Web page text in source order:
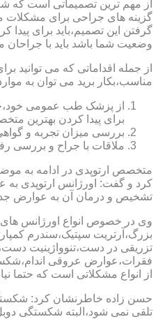
از مهم ترین تصمیماتی است که
گزینه های جراحی برای مشکلات
گرفتن این تصمیم،باید برای پیدا
وضعیت شما باشد باید با
از جمله اقداماتی که می توانید
مناسب،بکار برید می توان به
از پزشک طب عمومی
برای پیدا کردن بهترین
بررسی میزان تجربه و
ملاقات با جراح و بررسی
متخصص ارتوپدی در ادامه به
کرد و گفت: اورژانس ارتوپدی به
تشخیص و درمان آن به عوارض
وی در خصوص انواع اورژانس
بزرگ،آرتریت سپتیک،سندرم
تزریقی در دست،تنوواژینیت
فقرات،عوارض عروقی
از انواع مشکلاتی است که حتما
حسن زاده خاطرنشان کرد:
تلقی نمی شود،البته شکستگی